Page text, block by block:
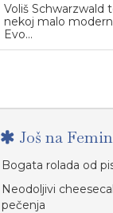
Voliš Schwarzwald
nekoj malo
Evo...
Još na
Bogata rolada od
Neodoljivi
pečenja